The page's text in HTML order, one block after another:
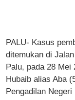
PALU- Kasus
ditemukan di
Palu, pada 28 Mei
Hubaib alias Aba
Pengadilan